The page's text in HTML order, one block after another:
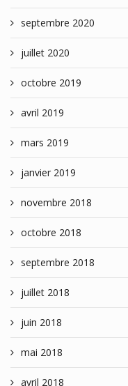
septembre 2020
juillet 2020
octobre 2019
avril 2019
mars 2019
janvier 2019
novembre 2018
octobre 2018
septembre 2018
juillet 2018
juin 2018
mai 2018
avril 2018